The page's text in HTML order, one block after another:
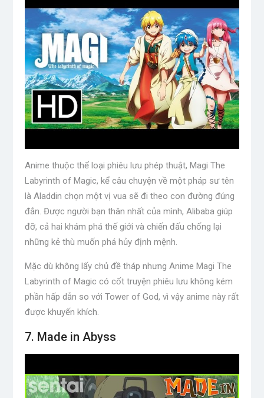
Anime thuộc thể loại phiêu lưu phép thuật, Magi The
Labyrinth of Magic, kể câu chuyện về một pháp sư tên
là Aladdin chọn một vị vua sẽ đi theo con đường đúng
đắn. Được người bạn thân nhất của mình, Alibaba giúp
đỡ, cả hai khám phá thế giới và chiến đấu chống lại
những kẻ thù muốn phá hủy định mệnh.
Mặc dù không lấy chủ đề tháp nhưng Anime Magi The
Labyrinth of Magic có cốt truyện phiêu lưu không kém
phần hấp dẫn so với Tower of God, vì vậy anime này rất
được khuyến khích.
7. Made in Abyss